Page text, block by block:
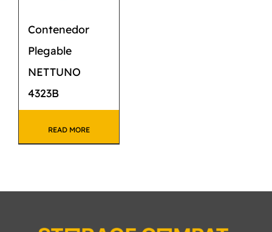
Contenedor
Plegable
NETTUNO
4323B
READ MORE